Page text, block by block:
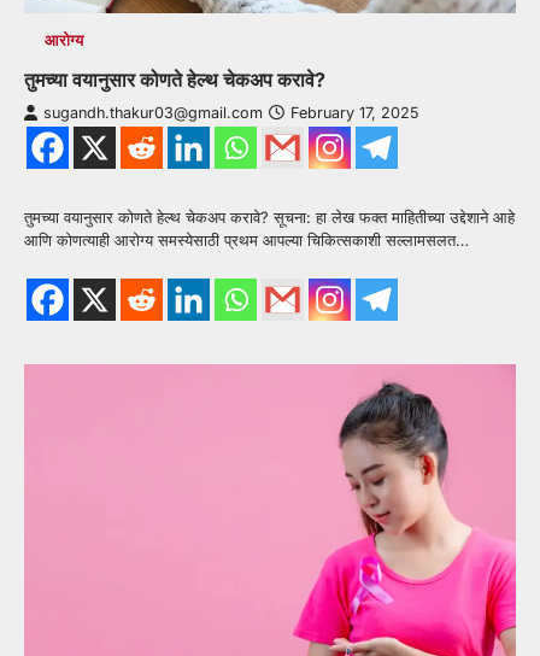
आरोग्य
तुमच्या वयानुसार कोणते हेल्थ चेकअप करावे?
sugandh.thakur03@gmail.com February 17, 2025
तुमच्या वयानुसार कोणते हेल्थ चेकअप करावे? सूचना: हा लेख फक्त माहितीच्या उद्देशाने आहे
आणि कोणत्याही आरोग्य समस्येसाठी प्रथम आपल्या चिकित्सकाशी सल्लामसलत…